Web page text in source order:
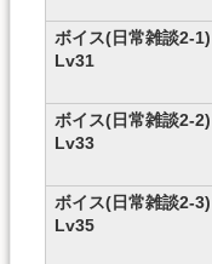
ボイス(日常雑談2-1)
Lv31
ボイス(日常雑談2-2)
Lv33
ボイス(日常雑談2-3)
Lv35